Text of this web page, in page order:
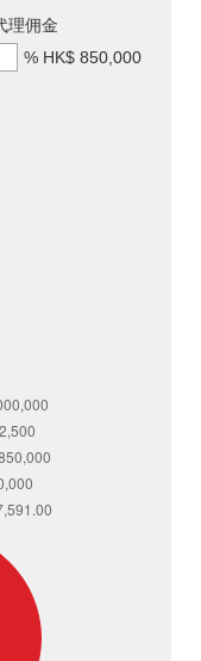
理佣金
% HK$ 850,000